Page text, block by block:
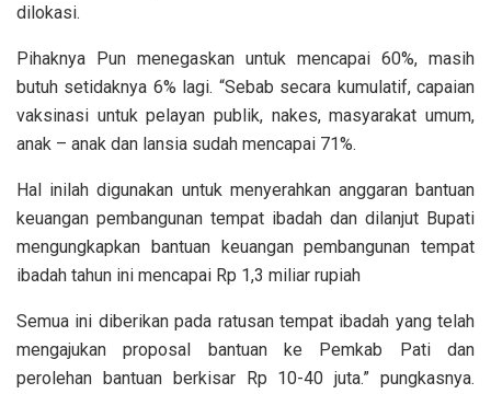
dilokasi.
Pihaknya Pun menegaskan untuk mencapai 60%, masih
butuh setidaknya 6% lagi. “Sebab secara kumulatif, capaian
vaksinasi untuk pelayan publik, nakes, masyarakat umum,
anak – anak dan lansia sudah mencapai 71%.
Hal inilah digunakan untuk menyerahkan anggaran bantuan
keuangan pembangunan tempat ibadah dan dilanjut Bupati
mengungkapkan bantuan keuangan pembangunan tempat
ibadah tahun ini mencapai Rp 1,3 miliar rupiah
Semua ini diberikan pada ratusan tempat ibadah yang telah
mengajukan proposal bantuan ke Pemkab Pati dan
perolehan bantuan berkisar Rp 10-40 juta.” pungkasnya.